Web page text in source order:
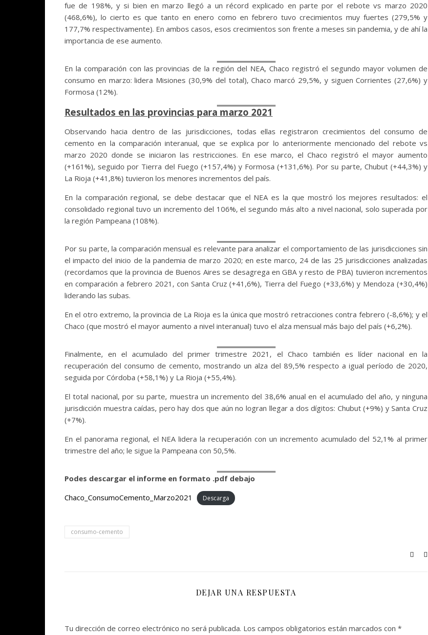
fue de 198%, y si bien en marzo llegó a un récord explicado en parte por el rebote vs marzo 2020
(468,6%), lo cierto es que tanto en enero como en febrero tuvo crecimientos muy fuertes (279,5% y
177,7% respectivamente). En ambos casos, esos crecimientos son frente a meses sin pandemia, y de ahí la
importancia de ese aumento.
En la comparación con las provincias de la región del NEA, Chaco registró el segundo mayor volumen de
consumo en marzo: lidera Misiones (30,9% del total), Chaco marcó 29,5%, y siguen Corrientes (27,6%) y
Formosa (12%).
Resultados en las provincias para marzo 2021
Observando hacia dentro de las jurisdicciones, todas ellas registraron crecimientos del consumo de
cemento en la comparación interanual, que se explica por lo anteriormente mencionado del rebote vs
marzo 2020 donde se iniciaron las restricciones. En ese marco, el Chaco registró el mayor aumento
(+161%), seguido por Tierra del Fuego (+157,4%) y Formosa (+131,6%). Por su parte, Chubut (+44,3%) y
La Rioja (+41,8%) tuvieron los menores incrementos del país.
En la comparación regional, se debe destacar que el NEA es la que mostró los mejores resultados: el
consolidado regional tuvo un incremento del 106%, el segundo más alto a nivel nacional, solo superada por
la región Pampeana (108%).
Por su parte, la comparación mensual es relevante para analizar el comportamiento de las jurisdicciones sin
el impacto del inicio de la pandemia de marzo 2020; en este marco, 24 de las 25 jurisdicciones analizadas
(recordamos que la provincia de Buenos Aires se desagrega en GBA y resto de PBA) tuvieron incrementos
en comparación a febrero 2021, con Santa Cruz (+41,6%), Tierra del Fuego (+33,6%) y Mendoza (+30,4%)
liderando las subas.
En el otro extremo, la provincia de La Rioja es la única que mostró retracciones contra febrero (-8,6%); y el
Chaco (que mostró el mayor aumento a nivel interanual) tuvo el alza mensual más bajo del país (+6,2%).
Finalmente, en el acumulado del primer trimestre 2021, el Chaco también es líder nacional en la
recuperación del consumo de cemento, mostrando un alza del 89,5% respecto a igual período de 2020,
seguida por Córdoba (+58,1%) y La Rioja (+55,4%).
El total nacional, por su parte, muestra un incremento del 38,6% anual en el acumulado del año, y ninguna
jurisdicción muestra caídas, pero hay dos que aún no logran llegar a dos dígitos: Chubut (+9%) y Santa Cruz
(+7%).
En el panorama regional, el NEA lidera la recuperación con un incremento acumulado del 52,1% al primer
trimestre del año; le sigue la Pampeana con 50,5%.
Podes descargar el informe en formato .pdf debajo
Chaco_ConsumoCemento_Marzo2021
Descarga
consumo-cemento
DEJAR UNA RESPUESTA
Tu dirección de correo electrónico no será publicada. Los campos obligatorios están marcados con *